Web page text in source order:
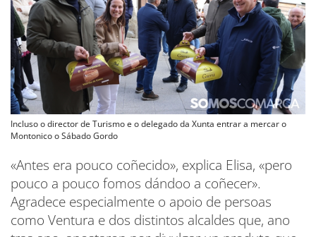
Incluso o director de Turismo e o delegado da Xunta entrar a mercar o
Montonico o Sábado Gordo
«Antes era pouco coñecido», explica Elisa, «pero
pouco a pouco fomos dándoo a coñecer».
Agradece especialmente o apoio de persoas
como Ventura e dos distintos alcaldes que, ano